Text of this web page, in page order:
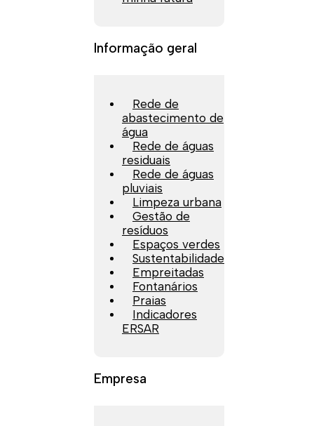
Informação geral
Rede de
abastecimento de
água
Rede de águas
residuais
Rede de águas
pluviais
Limpeza urbana
Gestão de
resíduos
Espaços verdes
Sustentabilidade
Empreitadas
Fontanários
Praias
Indicadores
ERSAR
Empresa